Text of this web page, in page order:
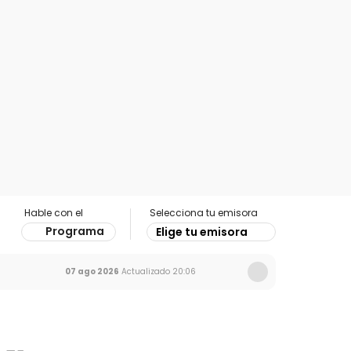
Hable con el
Programa
Selecciona tu emisora
Elige tu emisora
07 ago 2026 Actualizado 20:06